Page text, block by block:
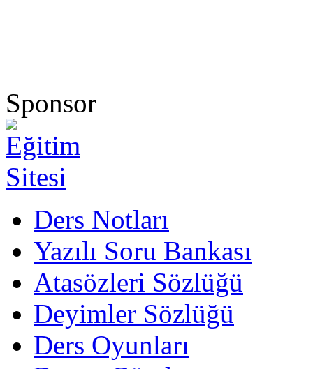
Sponsor
Ders Notları
Yazılı Soru Bankası
Atasözleri Sözlüğü
Deyimler Sözlüğü
Ders Oyunları